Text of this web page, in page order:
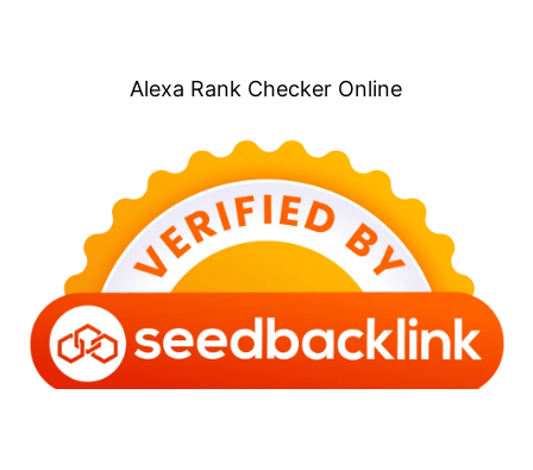
Alexa Rank Checker Online